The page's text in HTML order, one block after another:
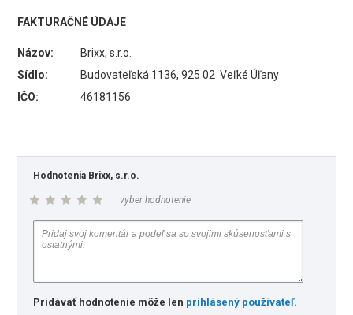
FAKTURAČNÉ ÚDAJE
Názov:
Brixx, s.r.o.
Sídlo:
Budovateľská 1136, 925 02 Veľké Úľany
IČO:
46181156
Hodnotenia Brixx, s.r.o.
vyber hodnotenie
Pridávať hodnotenie môže len prihlásený používateľ.